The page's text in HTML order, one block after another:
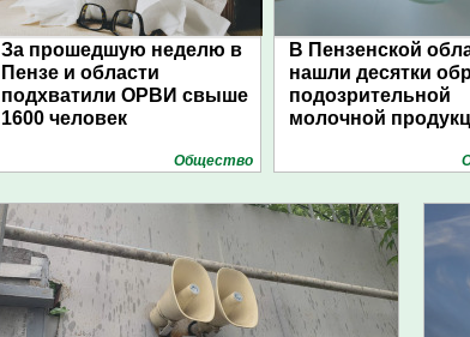
За прошедшую неделю в
Пензе и области
подхватили ОРВИ свыше
1600 человек
Общество
В Пензенской
нашли десятки
подозрительной
молочной